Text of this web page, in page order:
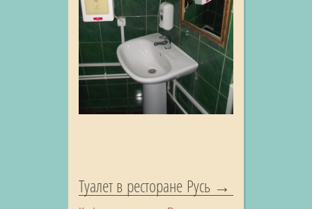
Туалет в ресторане Русь